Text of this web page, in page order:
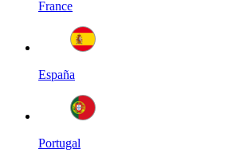
France
España
Portugal